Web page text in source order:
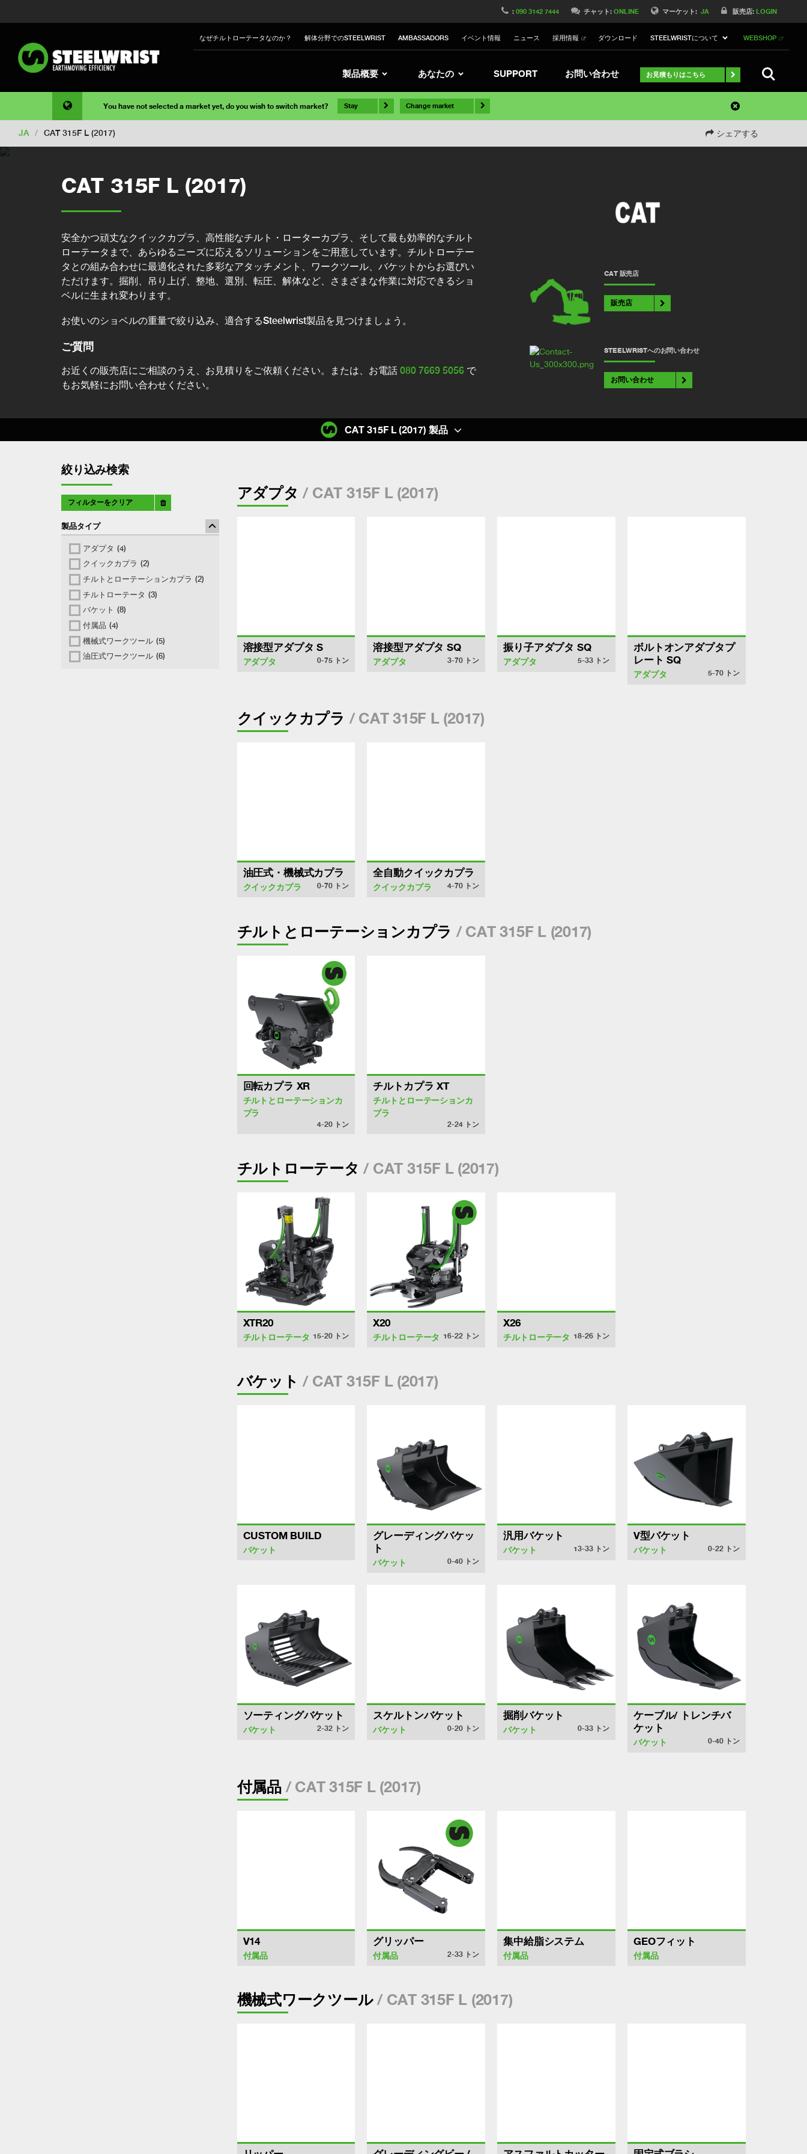
マーケット: JA 販売店: LOGIN
:090 3142 7444 チャット:ONLINE
なぜチルトローテータなのか？ 解体分野でのSTEELWRIST AMBASSADORS イベント情報 ニュース 採用情報 ダウンロード STEELWRISTについて WEBSHOP
製品概要 あなたの SUPPORT お問い合わせ お見積もりはこちら
You have not selected a market yet, do you wish to switch market? Stay Change market
JA / CAT 315F L (2017) シェアする
CAT 315F L (2017)
安全かつ頑丈なクイックカプラ、高性能なチルト・ローターカプラ、そして最も効率的なチルト
ローテータまで、あらゆるニーズに応えるソリューションをご用意しています。チルトローテー
タとの組み合わせに最適化された多彩なアタッチメント、ワークツール、バケットからお選びい
ただけます。掘削、吊り上げ、整地、選別、転圧、解体など、さまざまな作業に対応できるショ
ベルに生まれ変わります。
お使いのショベルの重量で絞り込み、適合するSteelwrist製品を見つけましょう。
ご質問
お近くの販売店にご相談のうえ、お見積りをご依頼ください。または、お電話 080 7669 5056 で
もお気軽にお問い合わせください。
CAT 販売店
販売店
STEELWRISTへのお問い合わせ
お問い合わせ
絞り込み検索
フィルターをクリア
製品タイプ
アダプタ (4)
クイックカプラ (2)
チルトとローテーションカプラ (2)
チルトローテータ (3)
バケット (8)
付属品 (4)
機械式ワークツール (5)
油圧式ワークツール (6)
アダプタ / CAT 315F L (2017)
溶接型アダプタ S
アダプタ 0-75 トン
溶接型アダプタ SQ
アダプタ 3-70 トン
振り子アダプタ SQ
アダプタ 5-33 トン
ボルトオンアダプタプ
レート SQ
アダプタ 5-70 トン
クイックカプラ / CAT 315F L (2017)
油圧式・機械式カプラ
クイックカプラ 0-70 トン
全自動クイックカプラ
クイックカプラ 4-70 トン
チルトとローテーションカプラ / CAT 315F L (2017)
回転カプラ XR
チルトとローテーションカ
プラ
4-20 トン
チルトカプラ XT
チルトとローテーションカ
プラ
2-24 トン
チルトローテータ / CAT 315F L (2017)
XTR20
チルトローテータ 15-20 トン
X20
チルトローテータ 16-22 トン
X26
チルトローテータ 18-26 トン
バケット / CAT 315F L (2017)
CUSTOM BUILD
バケット
グレーディングバケッ
ト
バケット 0-40 トン
汎用バケット
バケット 13-33 トン
V型バケット
バケット 0-22 トン
ソーティングバケット
バケット 2-32 トン
スケルトンバケット
バケット 0-20 トン
掘削バケット
バケット 0-33 トン
ケーブル/ トレンチバ
ケット
バケット 0-40 トン
付属品/ CAT 315F L (2017)
V14
付属品
グリッパー
付属品 2-33 トン
集中給脂システム
付属品
GEOフィット
付属品
機械式ワークツール/ CAT 315F L (2017)
CAT 315F L (2017) 製品